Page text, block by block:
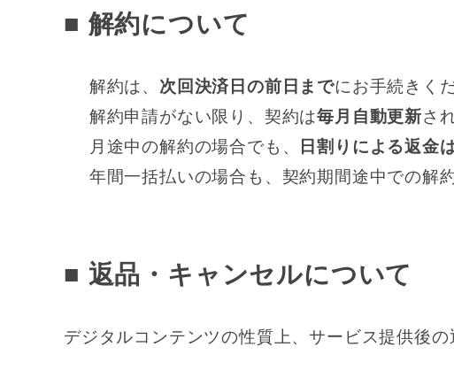
■ 解約について
解約は、 次回決済日の前日までにお手続きく
解約申請がない限り、契約は毎月自動更新さ
月途中の解約の場合でも、
日割りによる返金
年間一括払いの場合も、契約期間途中での解
■ 返品・キャンセルについて
デジタルコンテンツの性質上、サービス提供後